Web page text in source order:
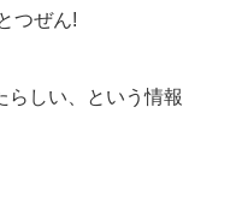
つぜん!
らしい、という情報